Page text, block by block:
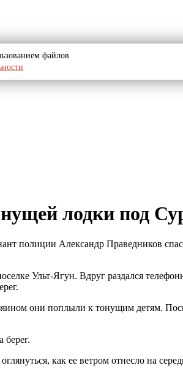
лодки под
полиции Александр Праведников
Ульт-Ягун. Вдруг раздался
они поплыли к тонущим детям.
берег.
как ее ветром отнесло на
файлов